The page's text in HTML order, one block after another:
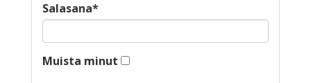
Salasana*
Muista minut